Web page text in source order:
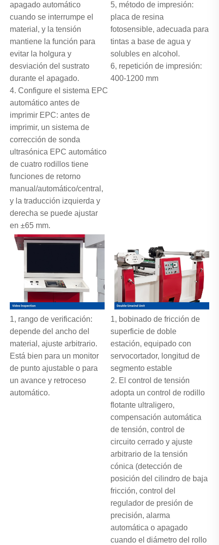
apagado automático
cuando se interrumpe el
material, y la tensión
mantiene la función para
evitar la holgura y
desviación del sustrato
durante el apagado.
4. Configure el sistema EPC
automático antes de
imprimir EPC: antes de
imprimir, un sistema de
corrección de sonda
ultrasónica EPC automático
de cuatro rodillos tiene
funciones de retorno
manual/automático/central,
y la traducción izquierda y
derecha se puede ajustar
en ±65 mm.
5, método de impresión:
placa de resina
fotosensible, adecuada para
tintas a base de agua y
solubles en alcohol.
6, repetición de impresión:
400-1200 mm
1, rango de verificación:
depende del ancho del
material, ajuste arbitrario.
Está bien para un monitor
de punto ajustable o para
un avance y retroceso
automático.
1, bobinado de fricción de
superficie de doble
estación, equipado con
servocortador, longitud de
segmento estable
2. El control de tensión
adopta un control de rodillo
flotante ultraligero,
compensación automática
de tensión, control de
circuito cerrado y ajuste
arbitrario de la tensión
cónica (detección de
posición del cilindro de baja
fricción, control del
regulador de presión de
precisión, alarma
automática o apagado
cuando el diámetro del rollo